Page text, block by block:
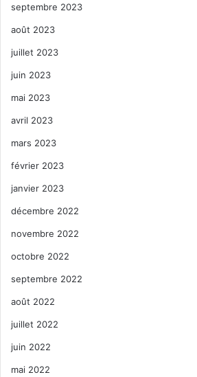
septembre 2023
août 2023
juillet 2023
juin 2023
mai 2023
avril 2023
mars 2023
février 2023
janvier 2023
décembre 2022
novembre 2022
octobre 2022
septembre 2022
août 2022
juillet 2022
juin 2022
mai 2022